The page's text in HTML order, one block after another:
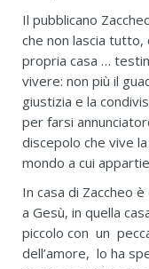
Il pubblicano
che non lascia tutto,
propria casa …
vivere: non più il
giustizia e la
per farsi
discepolo che vive
mondo a cui
In casa di Zaccheo
a Gesù, in quella
piccolo con un
dell’amore, lo ha